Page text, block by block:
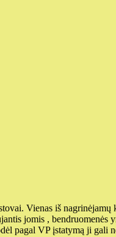
Vienas iš nagrinėjamų
jomis , bendruomenės
pagal VP įstatymą ji gali